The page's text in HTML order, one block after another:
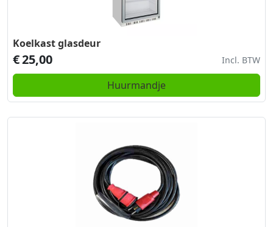
Koelkast glasdeur
€25,00 Incl. BTW
Huurmandje